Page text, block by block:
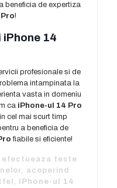
beneficia de expertiza
!
14
profesionale si de
intampinata la
vasta in domeniu
ca iPhone-ul 14 Pro
cel mai scurt timp
a beneficia de
fiabile si eficiente!
efectueaza teste
acoperind
iPhone-ul 14